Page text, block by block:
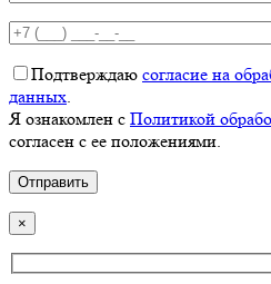
Подтверждаю согласие на
данных.
Я ознакомлен с Политикой
согласен с ее положениями.
×